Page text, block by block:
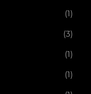
(1)
(3)
(1)
(1)